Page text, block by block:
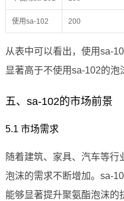
使用sa-102 200
从表中可以看出，使用sa-
显著高于不使用sa-102的泡
五、sa-102的市场前景
5.1 市场需求
随着建筑、家具、汽车等行
泡沫的需求不断增加。sa-
能够显著提升聚氨酯泡沫的